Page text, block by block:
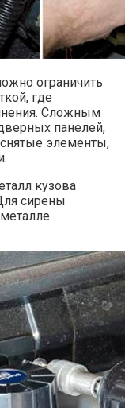
ограничить
где
Сложным
панелей,
элементы,
кузова
сирены